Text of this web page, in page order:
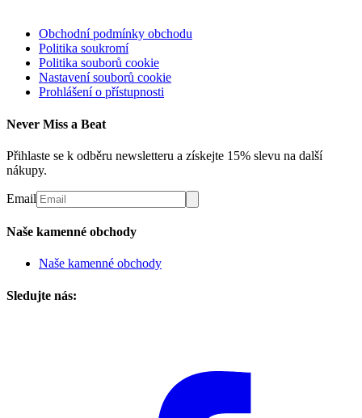
Obchodní podmínky obchodu
Politika soukromí
Politika souborů cookie
Nastavení souborů cookie
Prohlášení o přístupnosti
Never Miss a Beat
Přihlaste se k odběru newsletteru a získejte 15% slevu na další
nákupy.
Email
Naše kamenné obchody
Naše kamenné obchody
Sledujte nás: